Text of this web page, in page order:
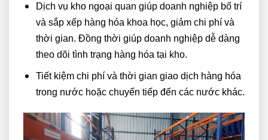
Dịch vụ kho ngoại quan giúp doanh nghiệp bố trí
và sắp xếp hàng hóa khoa học, giảm chi phí và
thời gian. Đồng thời giúp doanh nghiệp dễ dàng
theo dõi tình trạng hàng hóa tại kho.
Tiết kiệm chi phí và thời gian giao dịch hàng hóa
trong nước hoặc chuyển tiếp đến các nước khác.